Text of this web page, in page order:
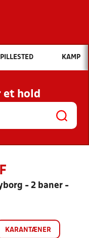
vil du søge efter?
OG NYHEDER
KLUBBER OG
KAMP
et hold
- 2 baner -
KARANTÆNER